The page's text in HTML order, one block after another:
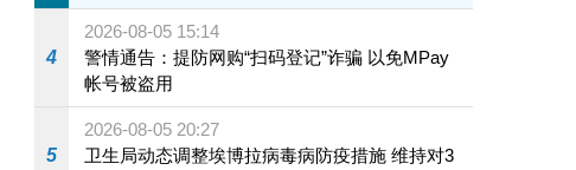
4
2026-08-05 15:14
警情通告：提防网购“扫码登记”诈骗 以免MPay
帐号被盗用
5
2026-08-05 20:27
卫生局动态调整埃博拉病毒病防疫措施 维持对3